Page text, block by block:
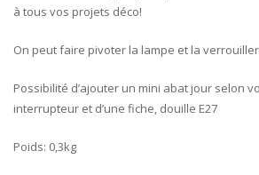
à tous vos projets déco!
On peut faire pivoter la lampe et la
Possibilité d’ajouter un mini abat jour selon
interrupteur et d’une fiche, douille E27
Poids: 0,3kg